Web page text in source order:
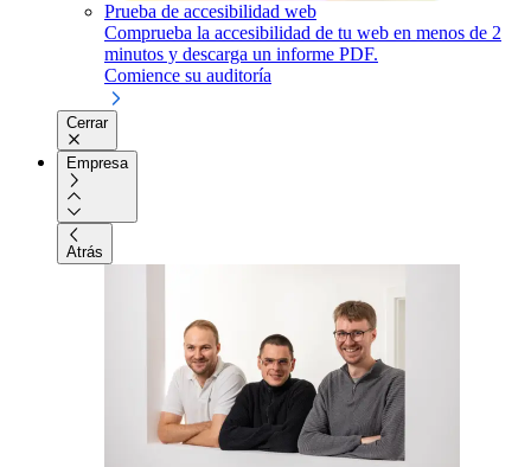
Prueba de accesibilidad web
Comprueba la accesibilidad de tu web en menos de 2
minutos y descarga un informe PDF.
Comience su auditoría
Cerrar
Empresa
Atrás